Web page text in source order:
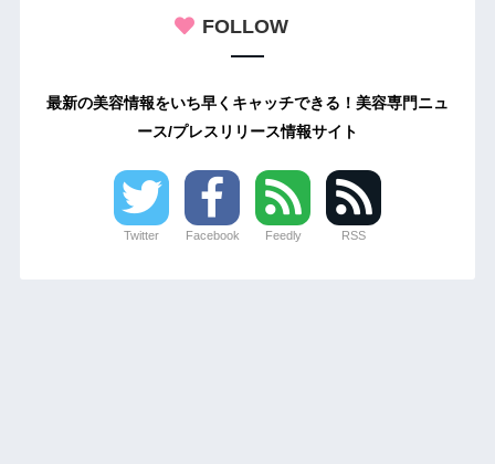
FOLLOW
最新の美容情報をいち早くキャッチできる！美容専門ニュ
ース/プレスリリース情報サイト
Twitter Facebook Feedly RSS